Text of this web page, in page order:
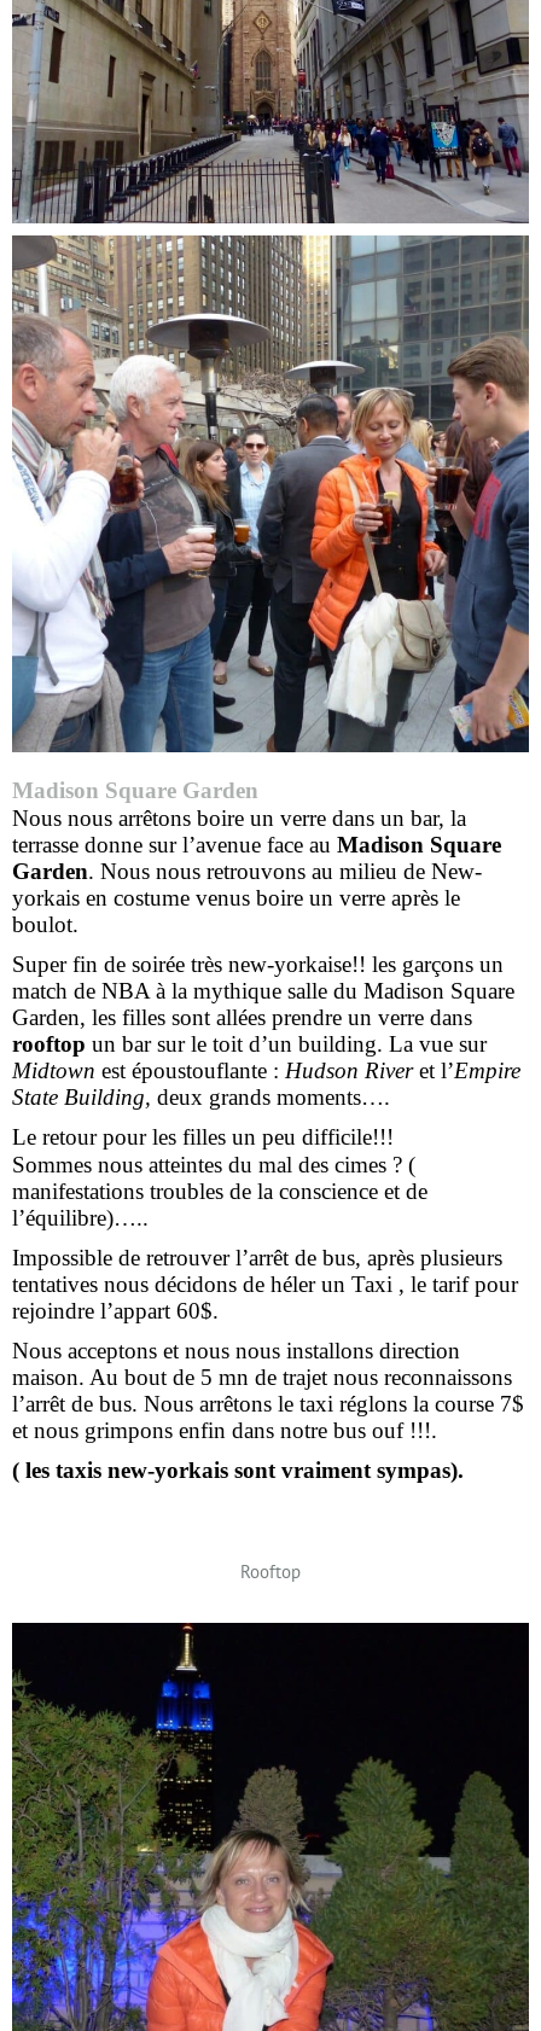
Madison Square Garden
Nous nous arrêtons boire un verre dans un bar, la
terrasse donne sur l’avenue face au Madison Square
Garden. Nous nous retrouvons au milieu de New-
yorkais en costume venus boire un verre après le
boulot.
Super fin de soirée très new-yorkaise!! les garçons un
match de NBA à la mythique salle du Madison Square
Garden, les filles sont allées prendre un verre dans
rooftop un bar sur le toit d’un building. La vue sur
Midtown est époustouflante : Hudson Riveret l’Empire
State Building, deux grands moments….
Le retour pour les filles un peu difficile!!!
Sommes nous atteintes du mal des cimes ? (
manifestations troubles de la conscience et de
l’équilibre)…..
Impossible de retrouver l’arrêt de bus, après plusieurs
tentatives nous décidons de héler un Taxi , le tarif pour
rejoindre l’appart 60$.
Nous acceptons et nous nous installons direction
maison. Au bout de 5 mn de trajet nous reconnaissons
l’arrêt de bus. Nous arrêtons le taxi réglons la course 7$
et nous grimpons enfin dans notre bus ouf !!!.
( les taxis new-yorkais sont vraiment sympas).
Rooftop